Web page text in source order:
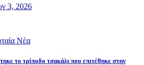
3, 2026
Νέα
το τρίποδο τσακάλι που επιτέθηκε στην